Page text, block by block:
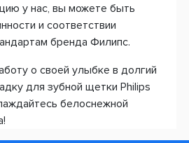
у нас, вы можете быть
и соответствии
бренда Филипс.
о своей улыбке в долгий
для зубной щетки Philips
белоснежной